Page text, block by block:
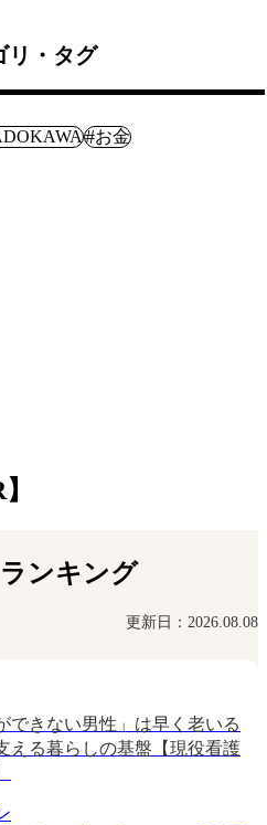
リ・タグ
#お金
ンキング
更新日：2026.08.08
できない男性」は早く老いる
える暮らしの基盤【現役看護